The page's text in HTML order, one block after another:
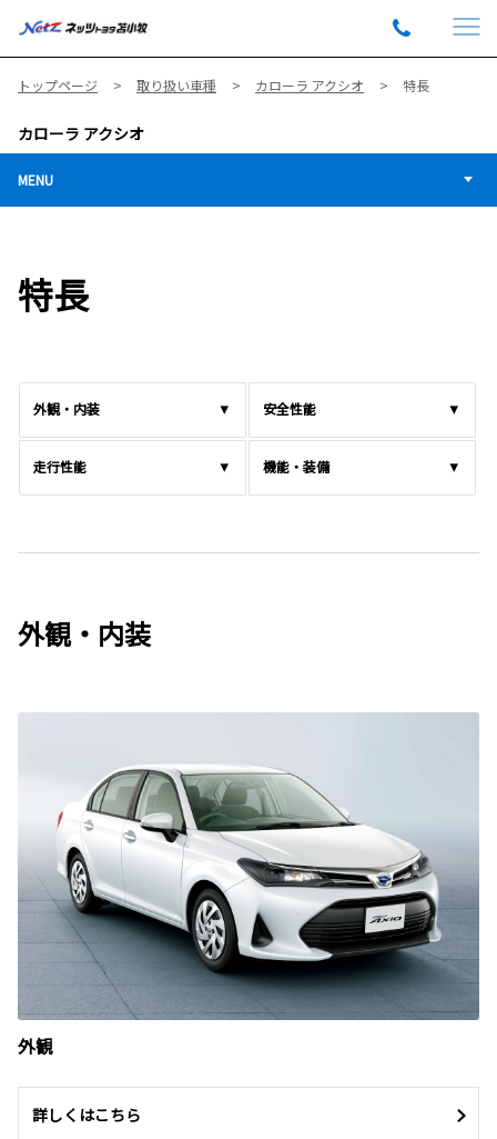
トップページ 取り扱い車種 カローラ アクシオ 特長
カローラ アクシオ
MENU
特長
外観・内装 安全性能
走行性能 機能・装備
外観・内装
外観
詳しくはこちら